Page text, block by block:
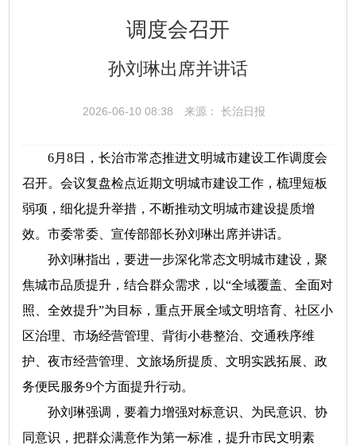
调度会召开
孙刘琳出席并讲话
2026-06-10 08:38 来源： 长治日报
6月8日，长治市常态推进文明城市建设工作调度会
召开。会议复盘检点近期文明城市建设工作，梳理短板
弱项，细化提升举措，不断推动文明城市建设提质增
效。市委常委、宣传部部长孙刘琳出席并讲话。
孙刘琳指出，要进一步深化常态文明城市建设，聚
焦城市品质提升，结合群众需求，以“全域覆盖、全面对
照、全效提升”为目标，重点开展全域文明培育、社区小
区治理、市场经营管理、背街小巷整治、交通秩序维
护、夜市经营管理、文旅场所提质、文明实践拓展、政
务便民服务9个方面提升行动。
孙刘琳强调，要着力增强对标意识、为民意识、协
同意识，把群众满意作为第一标准，提升市民文明素